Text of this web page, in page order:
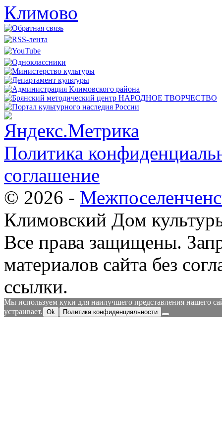
Политика
соглашение
© 2026 -
Климовский Дом
Все права защищены.
материалов сайта без
ссылки.
Мы используем куки для наилучшего представления нашего
устраивает. Ok Политика конфиденциальности